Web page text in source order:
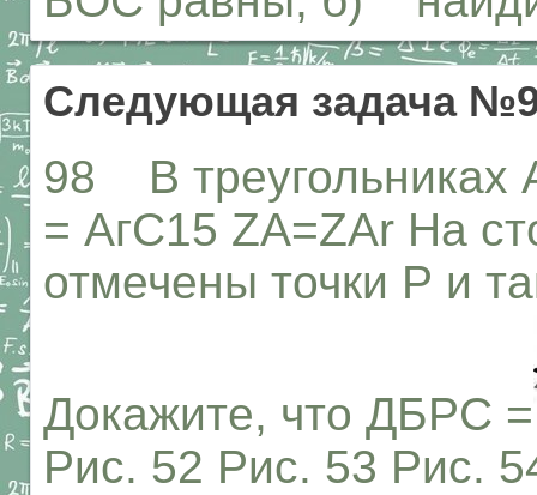
Следующая задача
98 В
= АгС15 ZA=ZAr На
отмечены точки Р и
Докажите, что ДБРС =
Рис. 52 Рис. 53 Рис.